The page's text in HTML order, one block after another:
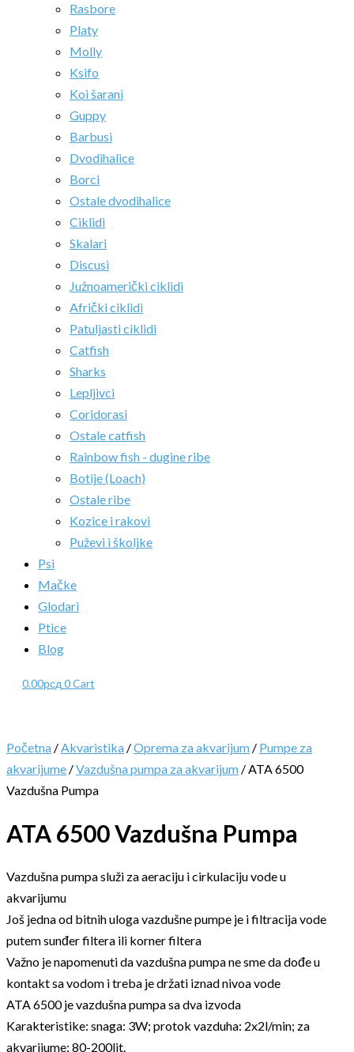
Rasbore
Platy
Molly
Ksifo
Koi šarani
Guppy
Barbusi
Dvodihalice
Borci
Ostale dvodihalice
Ciklidi
Skalari
Discusi
Južnoamerički ciklidi
Afrički ciklidi
Patuljasti ciklidi
Catfish
Sharks
Lepljivci
Coridorasi
Ostale catfish
Rainbow fish - dugine ribe
Botije (Loach)
Ostale ribe
Kozice i rakovi
Puževi i školjke
Psi
Mačke
Glodari
Ptice
Blog
0.00рсд 0Cart
Početna /Akvaristika /Oprema za akvarijum / Pumpe za
akvarijume /Vazdušna pumpa za akvarijum / ATA 6500
Vazdušna Pumpa
ATA 6500 Vazdušna Pumpa
Vazdušna pumpa služi za aeraciju i cirkulaciju vode u
akvarijumu
Još jedna od bitnih uloga vazdušne pumpe je i filtracija vode
putem sunđer filtera ili korner filtera
Važno je napomenuti da vazdušna pumpa ne sme da dođe u
kontakt sa vodom i treba je držati iznad nivoa vode
ATA 6500 je vazdušna pumpa sa dva izvoda
Karakteristike: snaga: 3W; protok vazduha: 2x2l/min; za
akvarijume: 80-200lit.